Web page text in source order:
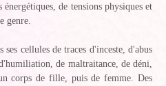
de tensions physiques et
genre.
cellules de traces d'inceste, d'abus
de maltraitance, de déni,
corps de fille, puis de femme. Des